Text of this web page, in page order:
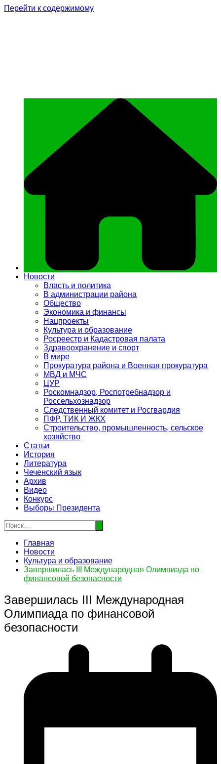
Перейти к содержимому
Новости
Власть и политика
В администрации района
Общество
Экономика и финансы
Нацпроекты
Культура и образование
Росреестр и Кадастровая палата
Здравоохранение и спорт
В мире
Прокуратура района и Военная прокуратура
МВД и МЧС
ЦУР
Роскомнадзор, Роспотребнадзор и
Россельхознадзор
Следственный комитет и Росгвардия
ПФР, ТИК И ЖКХ
Строительство, промышленность, сельское
хозяйство
Статьи
История
Литература
Чеченский язык
Архив
Видео
Конкурс
Выборы Президента
Главная
Новости
Культура и образование
Завершилась III Международная Олимпиада по
финансовой безопасности
Завершилась III Международная
Олимпиада по финансовой
безопасности